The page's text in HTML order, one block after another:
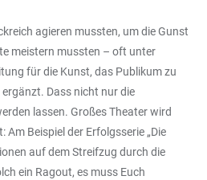
agieren mussten, um die Gunst
meistern mussten – oft unter
für die Kunst, das Publikum zu
Dass nicht nur die
lassen. Großes Theater wird
Beispiel der Erfolgsserie „Die
auf dem Streifzug durch die
ein Ragout, es muss Euch